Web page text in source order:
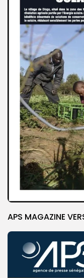
APS MAGAZINE